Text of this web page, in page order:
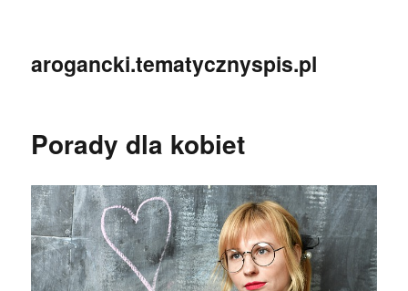
arogancki.tematycznyspis.pl
Porady dla kobiet